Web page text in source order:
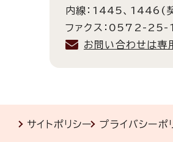
内線：1445、1446(
ファクス：0572-
お問い合わせは専
サイトポリシー プライバシーポ